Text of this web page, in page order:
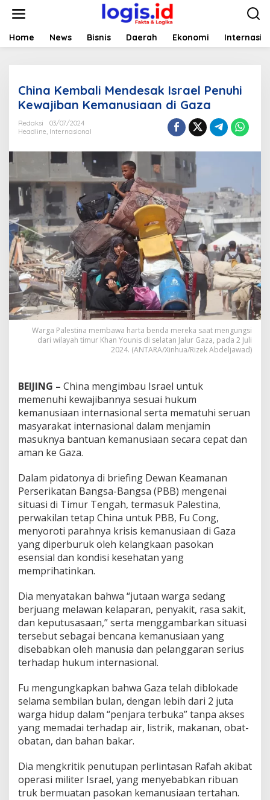
t
Home News Bisnis Daerah Ekonomi
China Kembali Mendesak Israel Penuhi
Kewajiban Kemanusiaan di Gaza
Redaksi
03/07/2024
Headline, Internasional
Warga Palestina membawa harta benda mereka saat mengungsi
dari wilayah timur Khan Younis di selatan Jalur Gaza, pada 2 Juli
2024. (ANTARA/Xinhua/Rizek Abdeljawad)
BEIJING – China mengimbau Israel untuk
memenuhi kewajibannya sesuai hukum
kemanusiaan internasional serta mematuhi seruan
masyarakat internasional dalam menjamin
masuknya bantuan kemanusiaan secara cepat dan
aman ke Gaza.
Dalam pidatonya di briefing Dewan Keamanan
Perserikatan Bangsa-Bangsa (PBB) mengenai
situasi di Timur Tengah, termasuk Palestina,
perwakilan tetap China untuk PBB, Fu Cong,
menyoroti parahnya krisis kemanusiaan di Gaza
yang diperburuk oleh kelangkaan pasokan
esensial dan kondisi kesehatan yang
memprihatinkan.
Dia menyatakan bahwa “jutaan warga sedang
berjuang melawan kelaparan, penyakit, rasa sakit,
dan keputusasaan,” serta menggambarkan situasi
tersebut sebagai bencana kemanusiaan yang
disebabkan oleh manusia dan pelanggaran serius
terhadap hukum internasional.
Fu mengungkapkan bahwa Gaza telah diblokade
selama sembilan bulan, dengan lebih dari 2 juta
warga hidup dalam “penjara terbuka” tanpa akses
yang memadai terhadap air, listrik, makanan, obat-
obatan, dan bahan bakar.
Dia mengkritik penutupan perlintasan Rafah akibat
operasi militer Israel, yang menyebabkan ribuan
truk bermuatan pasokan kemanusiaan tertahan.